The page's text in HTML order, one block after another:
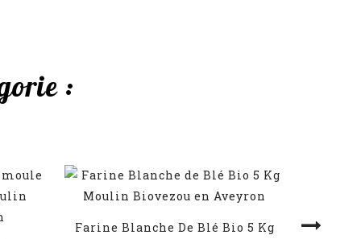
:
VOIR LES DÉTAILS
Farine Blanche De Blé Bio 5 Kg